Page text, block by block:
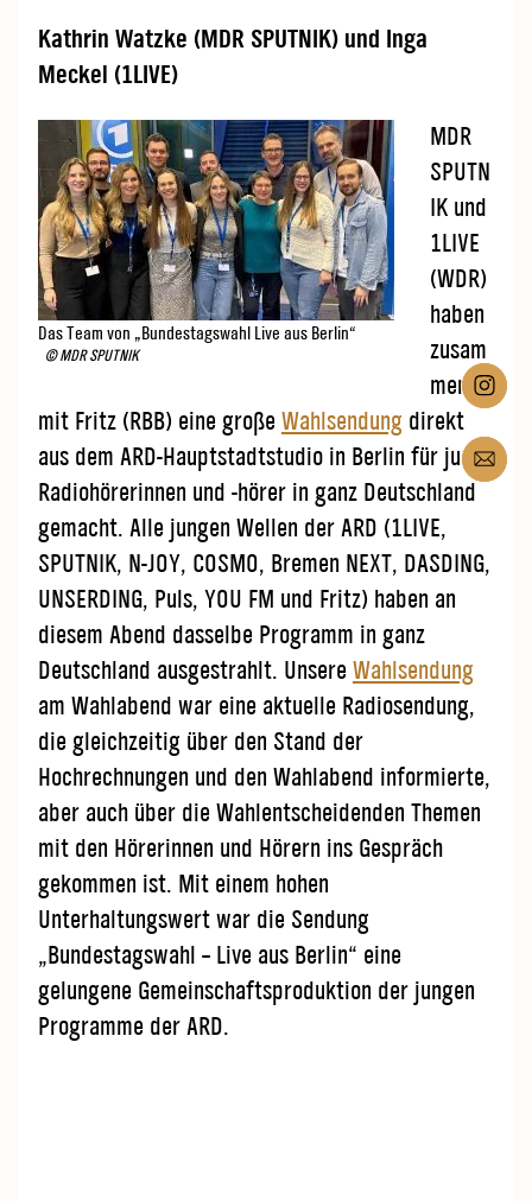
Kathrin Watzke (MDR SPUTNIK) und Inga
Meckel (1LIVE)
Das Team von „Bundestagswahl Live aus Berlin“
© MDR SPUTNIK
MDR
SPUTN
IK und
1LIVE
(WDR)
haben
zusam
men
mit Fritz (RBB) eine große Wahlsendung direkt
aus dem ARD-Hauptstadtstudio in Berlin für junge
Radiohörerinnen und -hörer in ganz Deutschland
gemacht. Alle jungen Wellen der ARD (1LIVE,
SPUTNIK, N-JOY, COSMO, Bremen NEXT, DASDING,
UNSERDING, Puls, YOU FM und Fritz) haben an
diesem Abend dasselbe Programm in ganz
Deutschland ausgestrahlt. Unsere Wahlsendung
am Wahlabend war eine aktuelle Radiosendung,
die gleichzeitig über den Stand der
Hochrechnungen und den Wahlabend informierte,
aber auch über die Wahlentscheidenden Themen
mit den Hörerinnen und Hörern ins Gespräch
gekommen ist. Mit einem hohen
Unterhaltungswert war die Sendung
„Bundestagswahl – Live aus Berlin“ eine
gelungene Gemeinschaftsproduktion der jungen
Programme der ARD.